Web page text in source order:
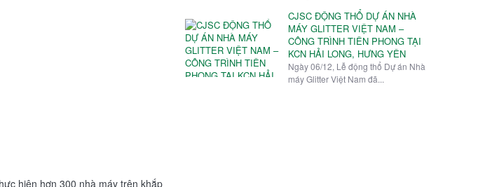
hiện hơn 300 nhà máy trên khắp
CJSC ĐỘNG THỔ DỰ ÁN NHÀ
MÁY GLITTER VIỆT NAM –
CÔNG TRÌNH TIÊN PHONG TẠI
KCN HẢI LONG, HƯNG YÊN
Ngày 06/12, Lễ động thổ Dự án Nhà
máy Glitter Việt Nam đã...